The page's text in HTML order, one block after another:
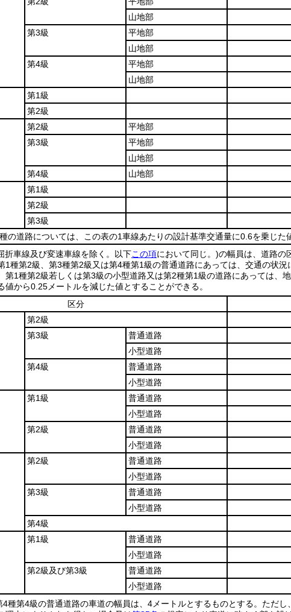
山地部
第3級
平地部
山地部
第4級
平地部
山地部
第1級
第2級
第2級 平地部
第3級
平地部
山地部
第4級
山地部
第1級
第2級
第3級
の道路については、この表の1車線あたりの設計基準交通量に0.6を乗じた
折車線及び変速車線を除く。以下この項において同じ。)の幅員は、道路の
1種第2級、第3種第2級又は第4種第1級の普通道路にあっては、交通の状
第1種第2級若しくは第3級の小型道路又は第2種第1級の道路にあっては、
値から0.25メートルを減じた値とすることができる。
区分
第2級
第3級
普通道路
小型道路
第4級
普通道路
小型道路
第1級 普通道路
小型道路
第2級
普通道路
小型道路
第2級 普通道路
小型道路
第3級
普通道路
小型道路
第4級
第1級 普通道路
小型道路
第2級及び第3級
普通道路
小型道路
種第4級の普通道路の車道の幅員は、4メートルとするものとする。 ただし